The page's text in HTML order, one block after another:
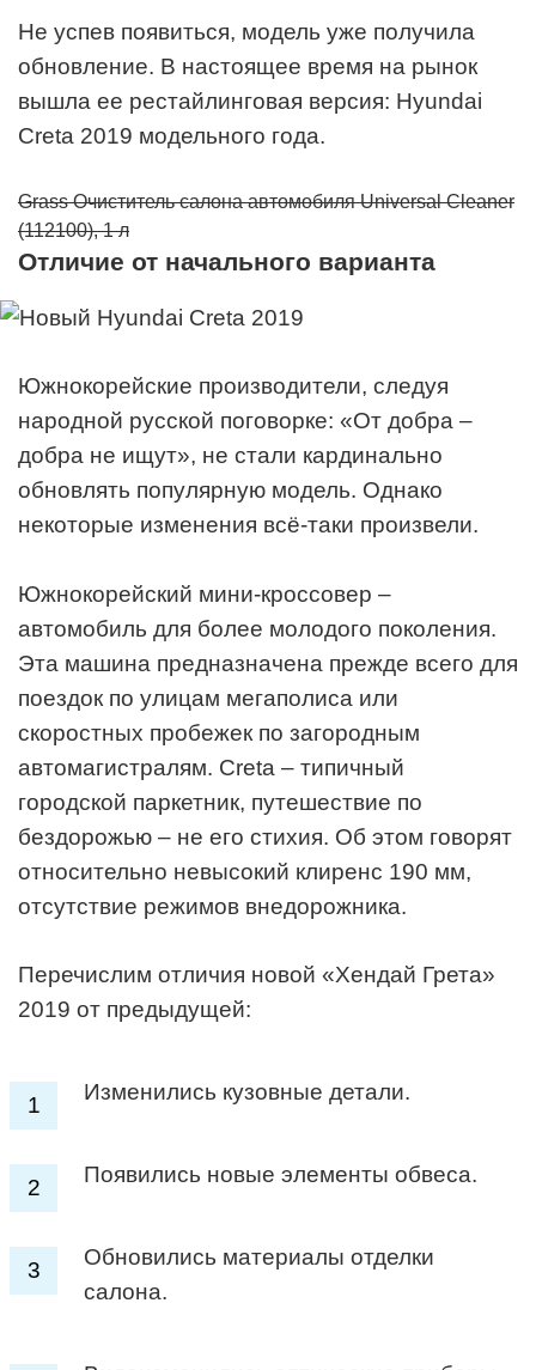
Не успев появиться, модель уже получила
обновление. В настоящее время на рынок
вышла ее рестайлинговая версия: Hyundai
Creta 2019 модельного года.
Grass Очиститель салона автомобиля Universal Cleaner
(112100), 1 л
Отличие от начального варианта
Южнокорейские производители, следуя
народной русской поговорке: «От добра –
добра не ищут», не стали кардинально
обновлять популярную модель. Однако
некоторые изменения всё-таки произвели.
Южнокорейский мини-кроссовер –
автомобиль для более молодого поколения.
Эта машина предназначена прежде всего для
поездок по улицам мегаполиса или
скоростных пробежек по загородным
автомагистралям. Creta – типичный
городской паркетник, путешествие по
бездорожью – не его стихия. Об этом говорят
относительно невысокий клиренс 190 мм,
отсутствие режимов внедорожника.
Перечислим отличия новой «Хендай Грета»
2019 от предыдущей:
Изменились кузовные детали.
Появились новые элементы обвеса.
Обновились материалы отделки
салона.